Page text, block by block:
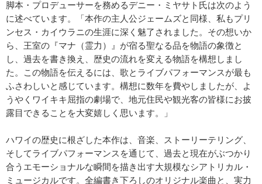
脚本・プロデューサーを務めるデニー・ミヤサト氏は次のよう
に述べています。「本作の主人公ジェームズと同様、私もプリ
ンセス・カイウラニの生涯に深く魅了されました。その想いか
ら、王室の『マナ（霊力）』が宿る聖なる品を物語の象徴と
し、過去を書き換え、歴史の流れを変える物語を構想しまし
た。この物語を伝えるには、歌とライブパフォーマンスが最も
ふさわしいと感じています。構想に数年を費やしましたが、よ
うやくワイキキ屈指の劇場で、地元住民や観光客の皆様にお披
露目できることを大変嬉しく思います。」
ハワイの歴史に根ざした本作は、音楽、ストーリーテリング、
そしてライブパフォーマンスを通じて、過去と現在がぶつかり
合うエモーショナルな瞬間を描き出す大規模なシアトリカル・
ミュージカルです。全編書き下ろしのオリジナル楽曲と、実力